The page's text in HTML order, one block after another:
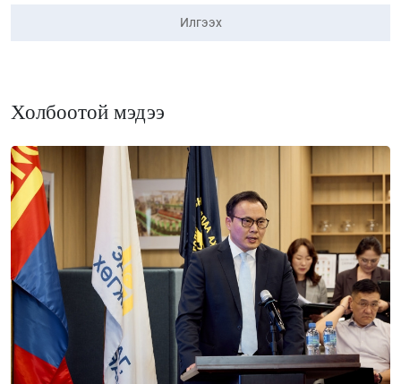
Илгээх
Холбоотой мэдээ